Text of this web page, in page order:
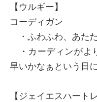
【ウルギー】
コーディガン
・ふわふわ、あたた
・カーディンがよ
早いかなぁという日
【ジェイエスハート